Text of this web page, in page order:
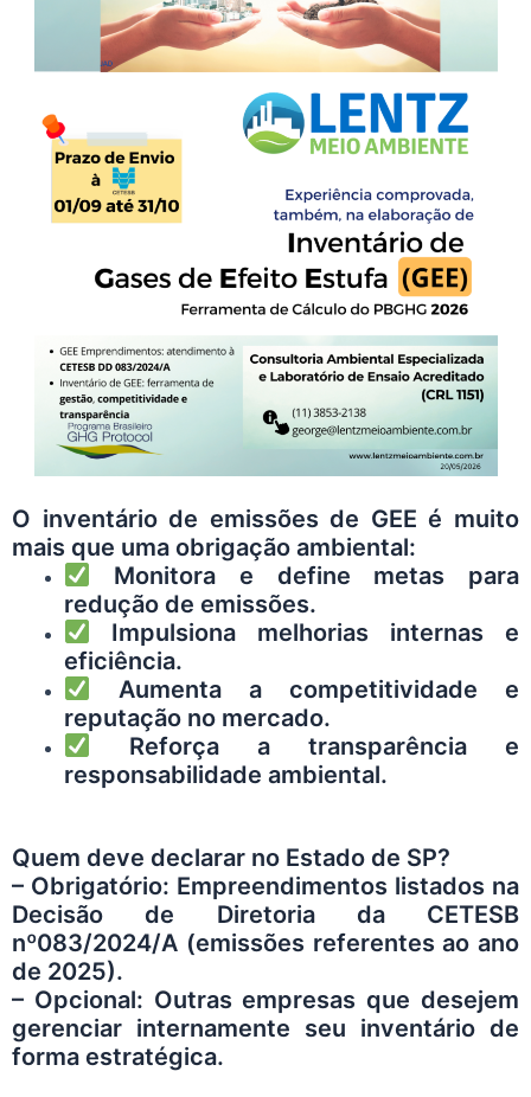
O inventário de emissões de GEE é muito
mais que uma obrigação ambiental:
Monitora e define metas para
redução de emissões.
Impulsiona melhorias internas e
eficiência.
Aumenta a competitividade e
reputação no mercado.
Reforça a transparência e
responsabilidade ambiental.
Quem deve declarar no Estado de SP?
– Obrigatório: Empreendimentos listados na
Decisão de Diretoria da CETESB
nº083/2024/A (emissões referentes ao ano
de 2025).
– Opcional: Outras empresas que desejem
gerenciar internamente seu inventário de
forma estratégica.